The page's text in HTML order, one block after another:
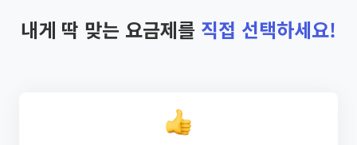
내게 딱 맞는 요금제를 직접 선택하세요!